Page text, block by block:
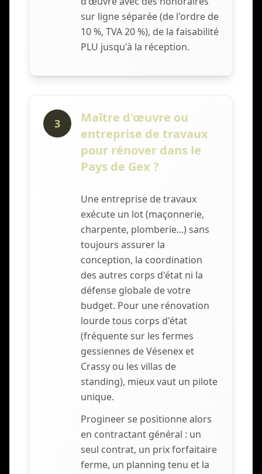
sur ligne séparée (de l'ordre de
10 %, TVA 20 %), de la faisabilité
PLU jusqu'à la réception.
3
Maître d'œuvre ou
entreprise de travaux
pour rénover dans le
Pays de Gex ?
Une entreprise de travaux
exécute un lot (maçonnerie,
charpente, plomberie...) sans
toujours assurer la
conception, la coordination
des autres corps d'état ni la
défense globale de votre
budget. Pour une rénovation
lourde tous corps d'état
(fréquente sur les fermes
gessiennes de Vésenex et
Crassy ou les villas de
standing), mieux vaut un pilote
unique.
Progineer se positionne alors
en contractant général : un
seul contrat, un prix forfaitaire
ferme, un planning tenu et la